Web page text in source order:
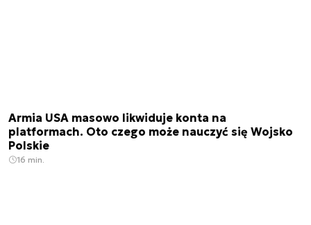
Armia USA masowo likwiduje konta na
platformach. Oto czego może nauczyć się Wojsko
Polskie
16 min.